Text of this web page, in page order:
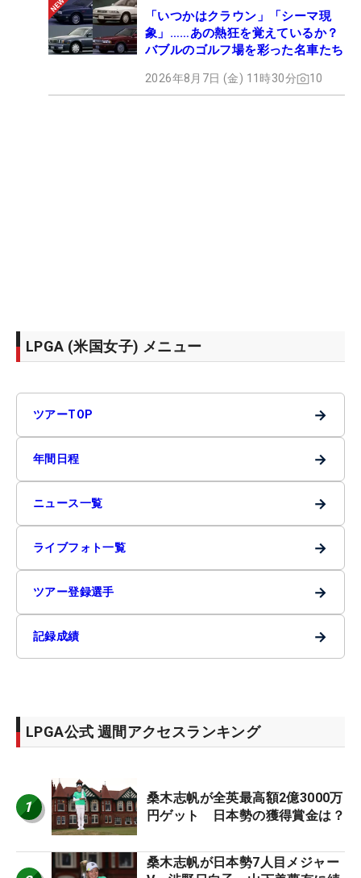
「いつかはクラウン」「シーマ現
象」……あの熱狂を覚えているか？
バブルのゴルフ場を彩った名車たち
2026年8月7日 (金) 11時30分 10
LPGA (米国女子) メニュー
ツアーTOP →
年間日程 →
ニュース一覧 →
ライブフォト一覧 →
ツアー登録選手 →
記録成績 →
LPGA公式 週間アクセスランキング
1
桑木志帆が全英最高額2億3000万
円ゲット 日本勢の獲得賞金は？
桑木志帆が日本勢7人目メジャー